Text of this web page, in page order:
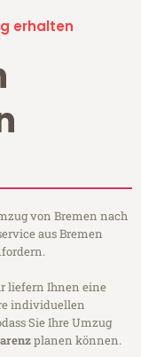
erhalten
von Bremen nach
aus Bremen
liefern Ihnen eine
individuellen
Sie Ihre Umzug
planen können.